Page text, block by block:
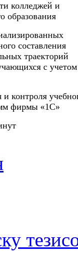
колледжей и
образования
составления
траекторий
с учетом
контроля
фирмы «1С»